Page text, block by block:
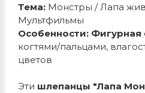
Тема: Монстры / Лапа
Мультфильмы
Особенности: Фигурная
когтями/пальцами,
цветов
Эти шлепанцы "Лапа